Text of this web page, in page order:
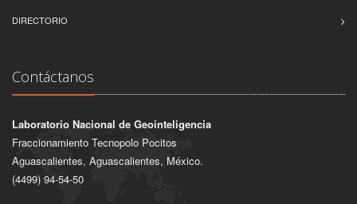
DIRECTORIO
Contáctanos
Laboratorio Nacional de Geointeligencia
Fraccionamiento Tecnopolo Pocitos
Aguascalientes, Aguascalientes, México.
(4499) 94-54-50